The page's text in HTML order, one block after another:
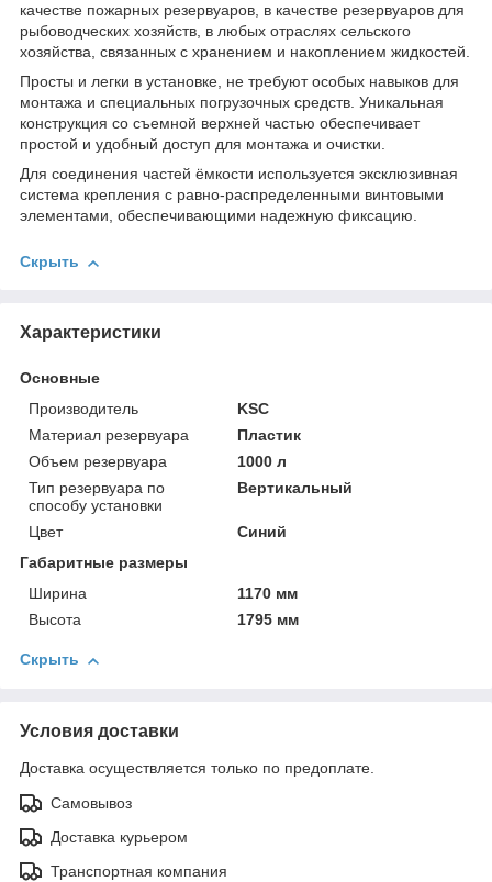
качестве пожарных резервуаров, в качестве резервуаров для
рыбоводческих хозяйств, в любых отраслях сельского
хозяйства, связанных с хранением и накоплением жидкостей.
Просты и легки в установке, не требуют особых навыков для
монтажа и специальных погрузочных средств. Уникальная
конструкция со съемной верхней частью обеспечивает
простой и удобный доступ для монтажа и очистки.
Для соединения частей ёмкости используется эксклюзивная
система крепления с равно-распределенными винтовыми
элементами, обеспечивающими надежную фиксацию.
Скрыть
Характеристики
Основные
Производитель
KSC
Материал резервуара
Пластик
Объем резервуара
1000 л
Тип резервуара по
способу установки
Вертикальный
Цвет
Синий
Габаритные размеры
Ширина
1170 мм
Высота
1795 мм
Скрыть
Условия доставки
Доставка осуществляется только по предоплате.
Самовывоз
Доставка курьером
Транспортная компания